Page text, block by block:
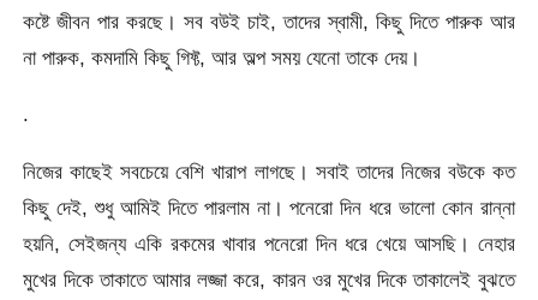
কষ্টে জীবন পার করছে। সব বউই চাই, তাদের স্বামী, কিছু দিতে পারুক আর
না পারুক, কমদামি কিছু গিফ্ট, আর অল্প সময় যেনো তাকে দেয়।
.
নিজের কাছেই সবচেয়ে বেশি খারাপ লাগছে। সবাই তাদের নিজের বউকে কত
কিছু দেই, শুধু আমিই দিতে পারলাম না। পনেরো দিন ধরে ভালো কোন রান্না
হয়নি, সেইজন্য একি রকমের খাবার পনেরো দিন ধরে খেয়ে আসছি। নেহার
মুখের দিকে তাকাতে আমার লজ্জা করে, কারন ওর মুখের দিকে তাকালেই বুঝতে